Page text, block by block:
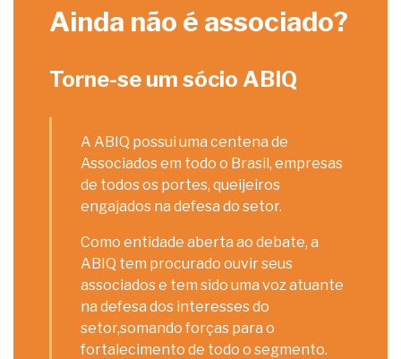
Ainda não é associado?
Torne-se um sócio ABIQ
A ABIQ possui uma centena de
Associados em todo o Brasil, empresas
de todos os portes, queijeiros
engajados na defesa do setor.
Como entidade aberta ao debate, a
ABIQ tem procurado ouvir seus
associados e tem sido uma voz atuante
na defesa dos interesses do
setor,somando forças para o
fortalecimento de todo o segmento.